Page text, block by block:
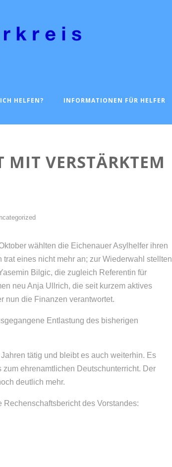
HELFEN? INFORMATIONEN FÜR HELFER
MIT VERSTÄRKTEM
wählten die Eichenauer Asylhelfer ihren
eines nicht mehr an; zur Wiederwahl stellten
Bilgic, die zugleich Referentin für
neu Anja Ullrich, die seit kurzem aktives
nun die Finanzen verantwortet.
Entlastung des bisherigen
tätig und bleibt es auch weiterhin. Es
ehrenamtlichen Deutschunterricht. Der
deutlich mehr.
des Vorstandes: